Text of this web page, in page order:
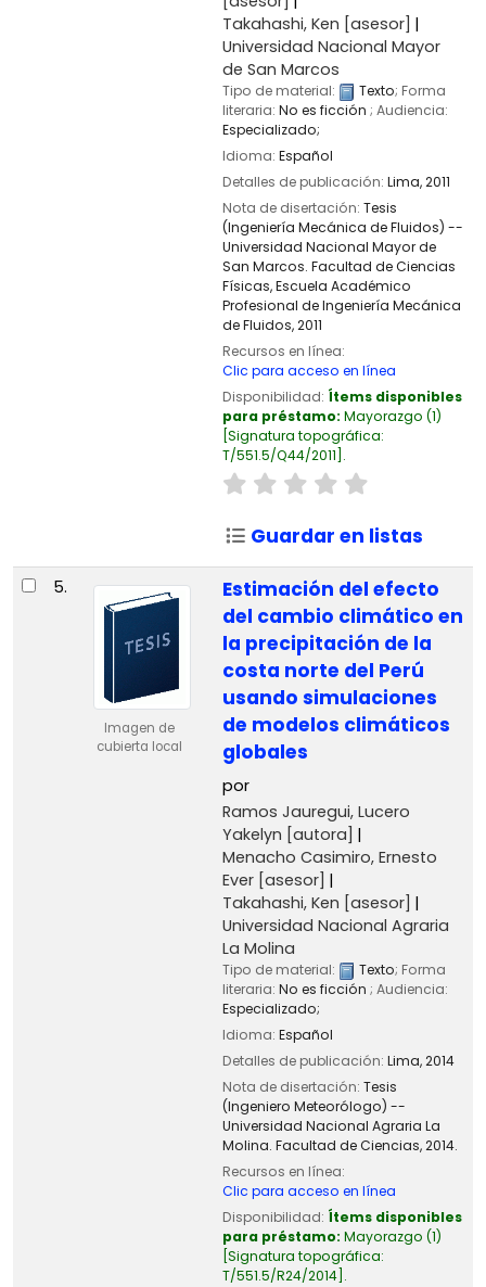
Takahashi, Ken [asesor]
Universidad Nacional Mayor
de San Marcos
Tipo de material: Texto; Forma
literaria: No es ficción ; Audiencia:
Especializado;
Idioma: Español
Detalles de publicación: Lima,2011
Nota de disertación: Tesis
(Ingeniería Mecánica de Fluidos) --
Universidad Nacional Mayor de
San Marcos. Facultad de Ciencias
Físicas, Escuela Académico
Profesional de Ingeniería Mecánica
de Fluidos, 2011
Recursos en línea:
Clic para acceso en línea
Disponibilidad: Ítems disponibles
para préstamo: Mayorazgo (1)
Signatura topográfica:
T/551.5/Q44/2011 .
Guardar en listas
5.
Imagen de
cubierta local
Estimación del efecto
del cambio climático en
la precipitación de la
costa norte del Perú
usando simulaciones
de modelos climáticos
globales
por
Ramos Jauregui, Lucero
Yakelyn [autora]
Menacho Casimiro, Ernesto
Ever[asesor]
Takahashi, Ken [asesor]
Universidad Nacional Agraria
La Molina
Tipo de material: Texto; Forma
literaria: No es ficción ; Audiencia:
Especializado;
Idioma: Español
Detalles de publicación: Lima,2014
Nota de disertación: Tesis
(Ingeniero Meteorólogo) --
Universidad Nacional Agraria La
Molina. Facultad de Ciencias, 2014.
Recursos en línea:
Clic para acceso en línea
Disponibilidad: Ítems disponibles
para préstamo: Mayorazgo (1)
Signatura topográfica:
T/551.5/R24/2014 .